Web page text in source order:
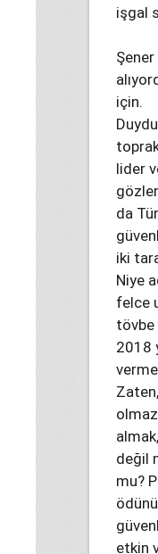
işgal
için.
lider
da
iki
Niye
felce
tövbe
2018
değil
mu?
etkin